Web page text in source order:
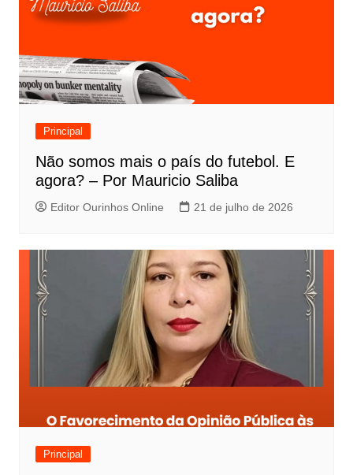
Principal
Não somos mais o país do futebol. E
agora? – Por Mauricio Saliba
Editor Ourinhos Online 21 de julho de 2026
Principal